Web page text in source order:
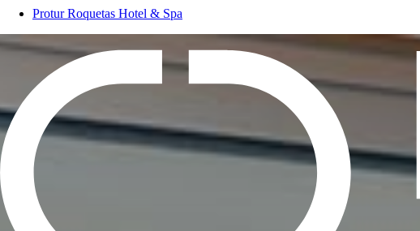
Protur Roquetas Hotel & Spa